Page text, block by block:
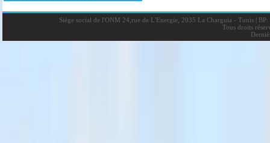
Siège social de l'ONM 24,rue de L'Energie, 2035 La Charguia - Tunis |BP:
Tous droits